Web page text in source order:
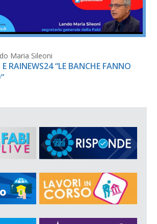
Maria Sileoni
RAINEWS24 “LE BANCHE FANNO